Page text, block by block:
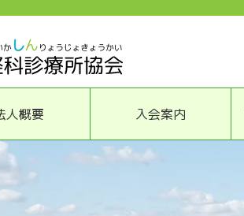
人概要 入会案内